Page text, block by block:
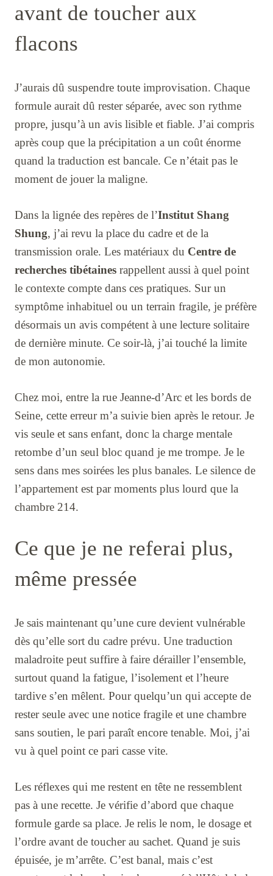
avant de toucher aux
flacons
J’aurais dû suspendre toute improvisation. Chaque
formule aurait dû rester séparée, avec son rythme
propre, jusqu’à un avis lisible et fiable. J’ai compris
après coup que la précipitation a un coût énorme
quand la traduction est bancale. Ce n’était pas le
moment de jouer la maligne.
Dans la lignée des repères de l’Institut Shang
Shung, j’ai revu la place du cadre et de la
transmission orale. Les matériaux du Centre de
recherches tibétaines rappellent aussi à quel point
le contexte compte dans ces pratiques. Sur un
symptôme inhabituel ou un terrain fragile, je préfère
désormais un avis compétent à une lecture solitaire
de dernière minute. Ce soir-là, j’ai touché la limite
de mon autonomie.
Chez moi, entre la rue Jeanne-d’Arc et les bords de
Seine, cette erreur m’a suivie bien après le retour. Je
vis seule et sans enfant, donc la charge mentale
retombe d’un seul bloc quand je me trompe. Je le
sens dans mes soirées les plus banales. Le silence de
l’appartement est par moments plus lourd que la
chambre 214.
Ce que je ne referai plus,
même pressée
Je sais maintenant qu’une cure devient vulnérable
dès qu’elle sort du cadre prévu. Une traduction
maladroite peut suffire à faire dérailler l’ensemble,
surtout quand la fatigue, l’isolement et l’heure
tardive s’en mêlent. Pour quelqu’un qui accepte de
rester seule avec une notice fragile et une chambre
sans soutien, le pari paraît encore tenable. Moi, j’ai
vu à quel point ce pari casse vite.
Les réflexes qui me restent en tête ne ressemblent
pas à une recette. Je vérifie d’abord que chaque
formule garde sa place. Je relis le nom, le dosage et
l’ordre avant de toucher au sachet. Quand je suis
épuisée, je m’arrête. C’est banal, mais c’est